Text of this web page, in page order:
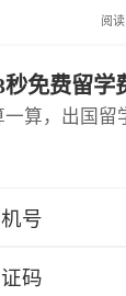
阅读
秒免费留学
算，出国留